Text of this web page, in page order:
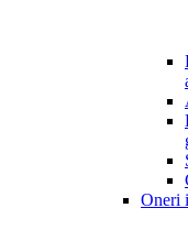
Oneri